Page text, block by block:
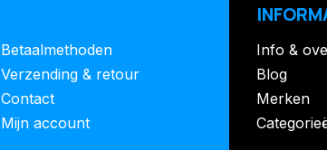
Betaalmethoden
Verzending & retour
Contact
Mijn account
Info &
Blog
Merken